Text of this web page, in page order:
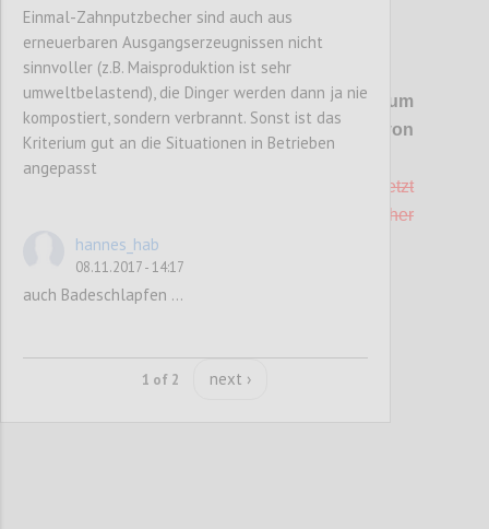
P82
R 03 Desinfektionsmittel (in Kriterium
"Konzept zur Vermeidung von
Chemikalien" integriert)
Desinfektionsmittel dürfen nur dort eingesetzt
werden, wo dies zur Erfüllung gesetzlicher
Hygienebestimmungen notwendig ist.
Einmal-Zahnputzbecher sind auch aus
erneuerbaren Ausgangserzeugnissen nicht
sinnvoller (z.B. Maisproduktion ist sehr
umweltbelastend), die Dinger werden dann ja nie
kompostiert, sondern verbrannt. Sonst ist das
Kriterium gut an die Situationen in Betrieben
angepasst
hannes_hab
08.11.2017 - 14:17
auch Badeschlapfen ...
1 of 2 next ›